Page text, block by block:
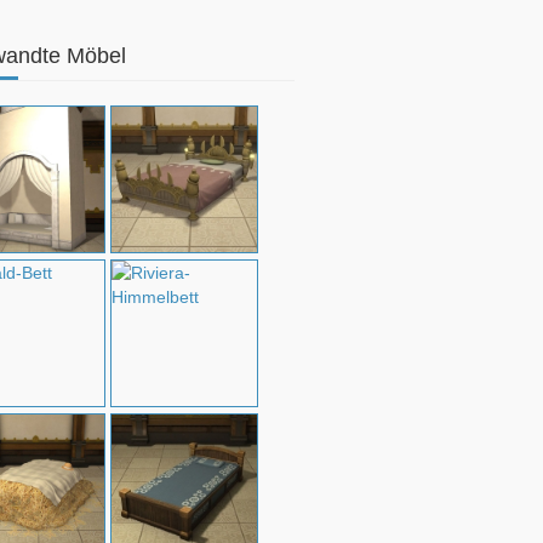
Möbel